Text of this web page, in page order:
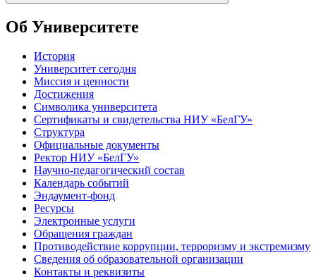
Об Университете
История
Университет сегодня
Миссия и ценности
Достижения
Символика университета
Сертификаты и свидетельства НИУ «БелГУ»
Структура
Официальные документы
Ректор НИУ «БелГУ»
Научно-педагогический состав
Календарь событий
Эндаумент-фонд
Ресурсы
Электронные услуги
Обращения граждан
Противодействие коррупции, терроризму и экстремизму
Сведения об образовательной организации
Контакты и реквизиты